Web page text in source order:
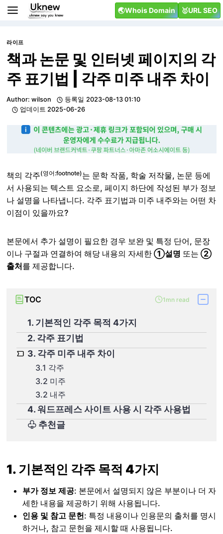
Skip
🌏Whois Domain 🥇URL SEO
라이프
책과 논문 및 인터넷 페이지의 각
주 표기법 | 각주 미주 내주 차이
Author: wilson 등록일 2023-08-13 01:10
업데이트 2025-06-26
책의 각주(영어:footnote)는 문학 작품, 학술 저작물, 논문 등에
서 사용되는 텍스트 요소로, 페이지 하단에 작성된 부가 정보
나 설명을 나타냅니다. 각주 표기법과 미주 내주와는 어떤 차
이점이 있을까요?
본문에서 추가 설명이 필요한 경우 보완 및 특정 단어, 문장
이나 구절과 연결하여 해당 내용의 자세한①설명 또는②
출처를 제공합니다.
TOC 1mn read
1. 기본적인 각주 목적 4가지
2. 각주 표기법
3. 각주 미주 내주 차이
3.1 각주
3.2 미주
3.2 내주
4. 워드프레스 사이트 사용 시 각주 사용법
♧ 추천글
1. 기본적인 각주 목적 4가지
부가 정보 제공: 본문에서 설명되지 않은 부분이나 더 자
세한 내용을 제공하기 위해 사용됩니다.
인용 및 참고 문헌: 특정 내용이나 인용문의 출처를 명시
하거나, 참고 문헌을 제시할 때 사용됩니다.